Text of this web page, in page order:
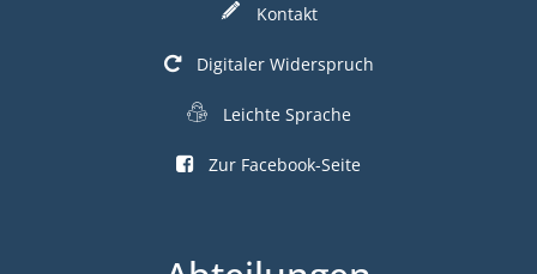
Kontakt
Digitaler Widerspruch
Leichte Sprache
Zur Facebook-Seite